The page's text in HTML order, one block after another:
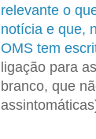
relevante o
notícia e que,
OMS tem
ligação para
branco, que